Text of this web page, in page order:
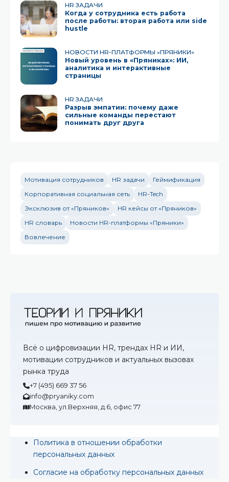
HR ЗАДАЧИ
Когда у сотрудника есть работа
после работы: вторая работа или side
hustle
НОВОСТИ HR-ПЛАТФОРМЫ «ПРЯНИКИ»
Новый уровень в «Пряниках»: ИИ,
аналитика и интерактивные
страницы
HR ЗАДАЧИ
Разрыв эмпатии: почему даже
сильные команды перестают
понимать друг друга
Мотивация сотрудников HR задачи
Геймификация
Корпоративная социальная сеть
HR-Tech
Эксклюзив от «Пряников»
HR кейсы от «Пряников»
HR словарь
Новости HR-платформы «Пряники»
Вовлечение
Всё о цифровизации HR, трендах HR и ИИ,
мотивации сотрудников и актуальных вызовах
рынка труда
+7 (495) 669 37 56
info@pryaniky.com
Москва, ул.Верхняя, д.6, офис 77
Политика в отношении обработки
персональных данных
Согласие на обработку персональных данных